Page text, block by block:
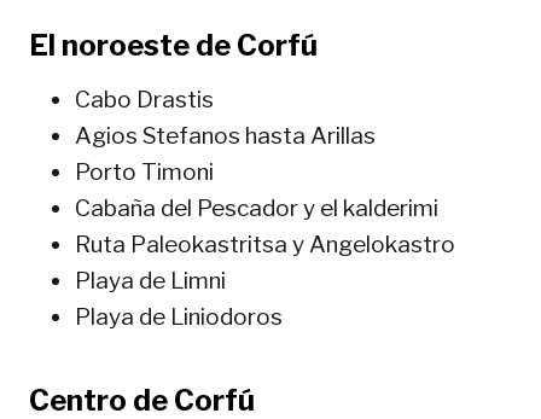
El noroeste de Corfú
Cabo Drastis
Agios Stefanos hasta Arillas
Porto Timoni
Cabaña del Pescador y el kalderimi
Ruta Paleokastritsa y Angelokastro
Playa de Limni
Playa de Liniodoros
Centro de Corfú